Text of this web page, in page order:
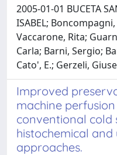
2005-01-01 BUCETA
ISABEL;
Vaccarone, Rita;
Carla; Barni, Sergio;
Cato', E.; Gerzeli,
Improved
machine
conventional cold
histochemical
approaches.